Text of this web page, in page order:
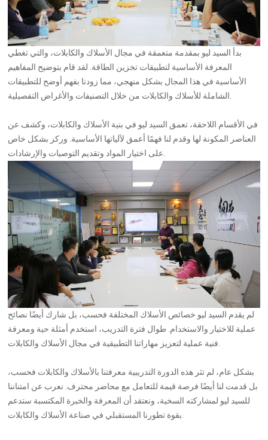
بدأ السيد ليو بمقدمة متعمقة في مجال الأسلاك والكابلات، والتي تغطي
المعرفة الأساسية لتطبيقات تخزين الطاقة. لقد قام بتوضيح المفاهيم
الأساسية في هذا المجال بشكل منهجي، مما زودنا بفهم أوضح للتطبيقات
الشاملة للأسلاك والكابلات من خلال التصنيفات والأغراض التفصيلية.
في الأقسام اللاحقة، تعمق السيد ليو في بنية الأسلاك والكابلات، وكشف عن
العناصر المكونة لها وقدم لنا فهمًا أعمق لآلياتها الأساسية. وركز بشكل خاص
على اختيار المواد وتقديم التوصيات والإرشادات.
لم يقدم السيد ليو خصائص الأسلاك المختلفة فحسب، بل شارك أيضًا نصائح
عملية للاختيار والاستخدام. طوال فترة التدريب، استخدم أمثلة حية ومعرفة
فنية عملية لتعزيز مهاراتنا التطبيقية في مجال الأسلاك والكابلات.
بشكل عام، لم تثر هذه الدورة التدريبية معرفتنا بالأسلاك والكابلات فحسب،
بل قدمت لنا أيضًا فرصة قيمة للتعامل مع محاضر محترف. نعرب عن امتناننا
للسيد ليو لمشاركته السخية، ونعتقد أن المعرفة والخبرة المكتسبة ستدعم
بقوة تطورنا المستقبلي في صناعة الأسلاك والكابلات.